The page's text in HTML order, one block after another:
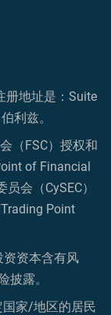
册地址是：Suite
利兹。
（FSC）授权和
of Financial
会（CySEC）
Point
资资本含有风
披露。
家/地区的居民